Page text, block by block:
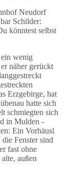
Neudorf
Schilder:
könntest selbst
wenig
näher gerückt
Erzgebirge, hat
hatte sich
schmiegten sich
in Mulden -
Ein Vorhäusl
Fenster sind
fast ohne
außen